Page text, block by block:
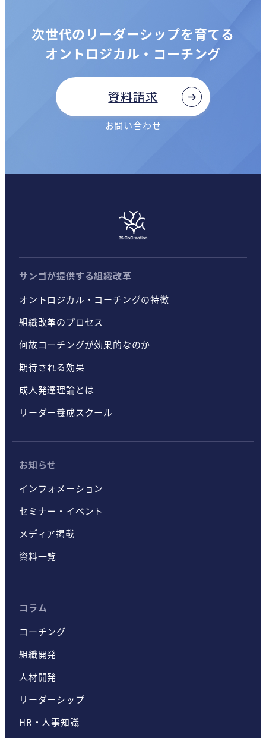
次世代のリーダーシップを育てる
オントロジカル・コーチング
資料請求
お問い合わせ
サンゴが提供する組織改革
オントロジカル・コーチングの特徴
組織改革のプロセス
何故コーチングが効果的なのか
期待される効果
成人発達理論とは
リーダー養成スクール
お知らせ
インフォメーション
セミナー・イベント
メディア掲載
資料一覧
コラム
コーチング
組織開発
人材開発
リーダーシップ
HR・人事知識